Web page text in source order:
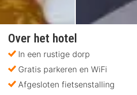
Over het hotel
In een rustige dorp
Gratis parkeren en WiFi
Afgesloten fietsenstalling